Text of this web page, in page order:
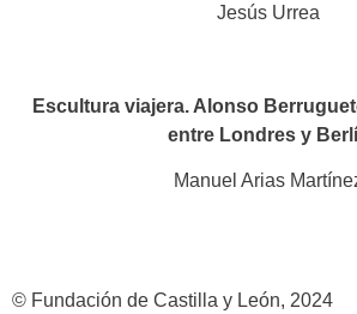
Jesús Urrea
Escultura viajera. Alonso
entre Londres y
Manuel Arias
© Fundación de Castilla y León, 2024